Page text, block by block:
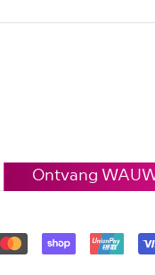
Ontvang